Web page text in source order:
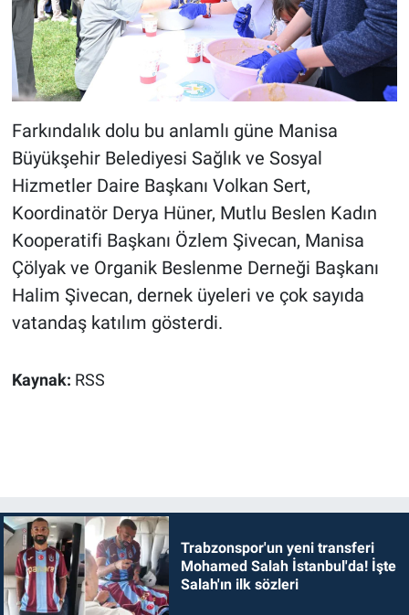
Farkındalık dolu bu anlamlı güne Manisa
Büyükşehir Belediyesi Sağlık ve Sosyal
Hizmetler Daire Başkanı Volkan Sert,
Koordinatör Derya Hüner, Mutlu Beslen Kadın
Kooperatifi Başkanı Özlem Şivecan, Manisa
Çölyak ve Organik Beslenme Derneği Başkanı
Halim Şivecan, dernek üyeleri ve çok sayıda
vatandaş katılım gösterdi.
Kaynak: RSS
Trabzonspor'un yeni transferi
Mohamed Salah İstanbul'da! İşte
Salah'ın ilk sözleri